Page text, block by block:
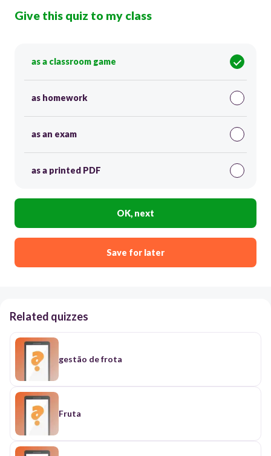
Give this quiz to my class
as a classroom game
as homework
as an exam
as a printed PDF
OK, next
Save for later
Related quizzes
gestão de frota
Fruta